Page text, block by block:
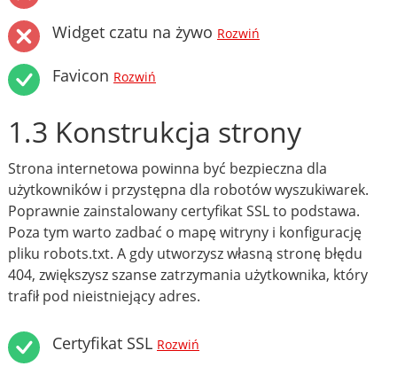
Widget czatu na żywo Rozwiń
Favicon Rozwiń
1.3 Konstrukcja strony
Strona internetowa powinna być bezpieczna dla
użytkowników i przystępna dla robotów wyszukiwarek.
Poprawnie zainstalowany certyfikat SSL to podstawa.
Poza tym warto zadbać o mapę witryny i konfigurację
pliku robots.txt. A gdy utworzysz własną stronę błędu
404, zwiększysz szanse zatrzymania użytkownika, który
trafił pod nieistniejący adres.
Certyfikat SSL Rozwiń